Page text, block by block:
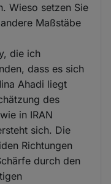
Wieso setzen Sie
Maßstäbe
die ich
dass es sich
Ahadi liegt
des
in IRAN
sich. Die
Richtungen
durch den